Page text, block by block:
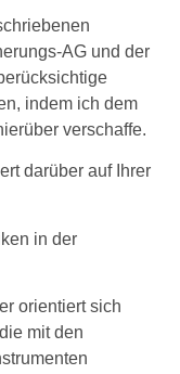
AG und der
indem ich dem
verschaffe.
darüber auf Ihrer
in der
orientiert sich
mit den